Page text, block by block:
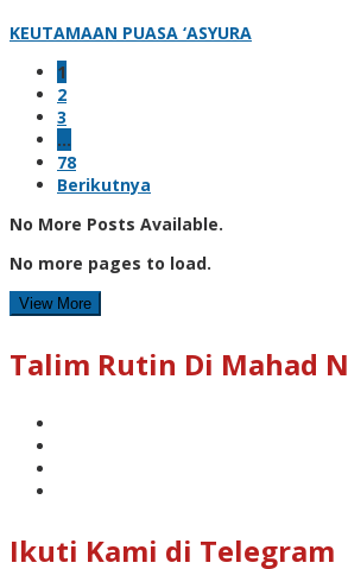
KEUTAMAAN PUASA ‘ASYURA
1
2
3
…
78
Berikutnya
No More Posts Available.
No more pages to load.
View More
Talim Rutin Di Mahad
Ikuti Kami di Telegram